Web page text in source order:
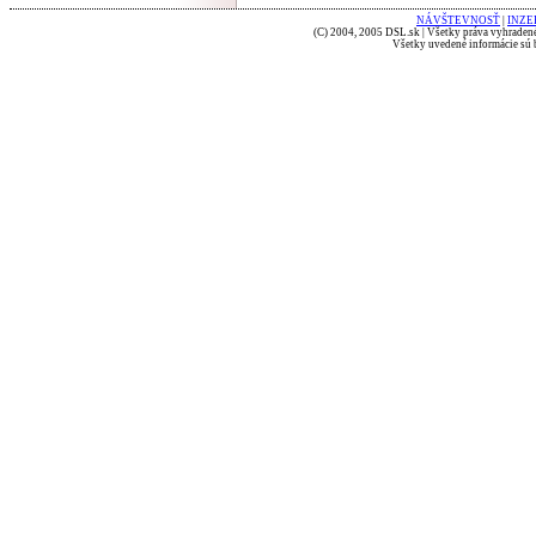
NÁVŠTEVNOSŤ
(C) 2004, 2005 DSL.sk | Všetky práva
Všetky uvedené informácie sú